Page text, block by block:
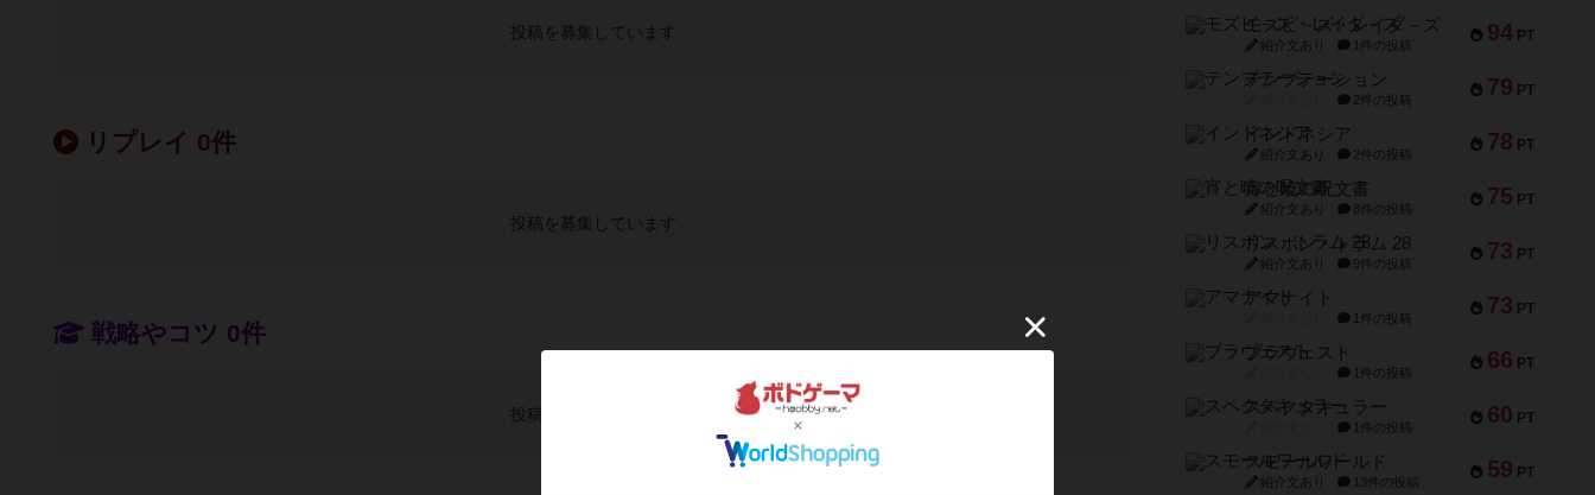
投稿を募集しています
リプレイ 0件
投稿を募集しています
戦略やコツ 0件
投稿を募集しています
94 PT
モズビ－ズ・レイダ－ズ
紹介文あり 1件の投稿
79 PT
テンプテーション
2件の投稿
78 PT
インドネシア
紹介文あり 2件の投稿
75 PT
宵と暁の呪文書
紹介文あり 8件の投稿
73 PT
リスボン・トラム 28
紹介文あり 9件の投稿
73 PT
アマナイト
1件の投稿
66 PT
ブラヴェスト
1件の投稿
60 PT
スペクタキュラー
1件の投稿
59 PT
スモールワールド
紹介文あり 13件の投稿